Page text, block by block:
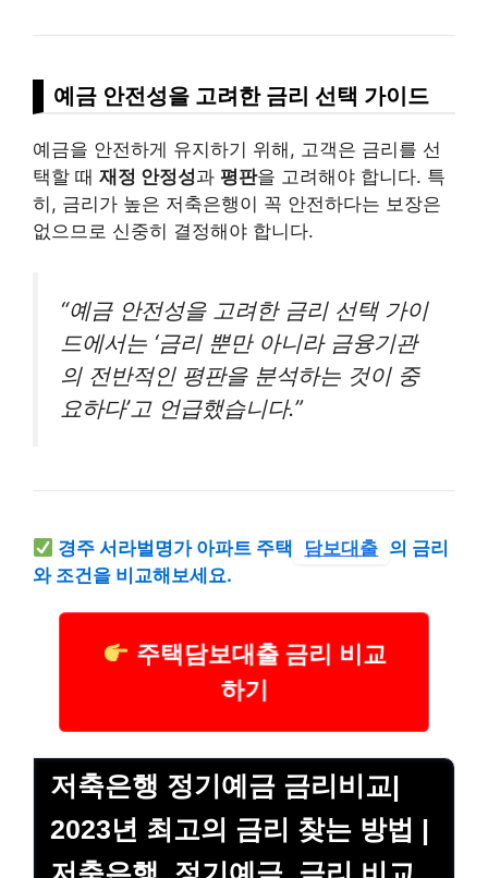
예금 안전성을 고려한 금리 선택 가이드
예금을 안전하게 유지하기 위해, 고객은 금리를 선
택할 때 재정 안정성과 평판을 고려해야 합니다. 특
히, 금리가 높은 저축은행이 꼭 안전하다는 보장은
없으므로 신중히 결정해야 합니다.
“예금 안전성을 고려한 금리 선택 가이
드에서는 ‘금리 뿐만 아니라 금융기관
의 전반적인 평판을 분석하는 것이 중
요하다’고 언급했습니다.”
경주 서라벌명가 아파트 주택 담보대출 의 금리
와 조건을 비교해보세요.
주택담보대출 금리 비교
하기
저축은행 정기예금 금리비교|
2023년 최고의 금리 찾는 방법 |